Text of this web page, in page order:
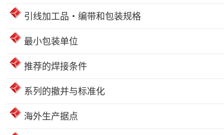
引线加工品・编带和包装规格
最小包装单位
推荐的焊接条件
系列的撤并与标准化
海外生产据点